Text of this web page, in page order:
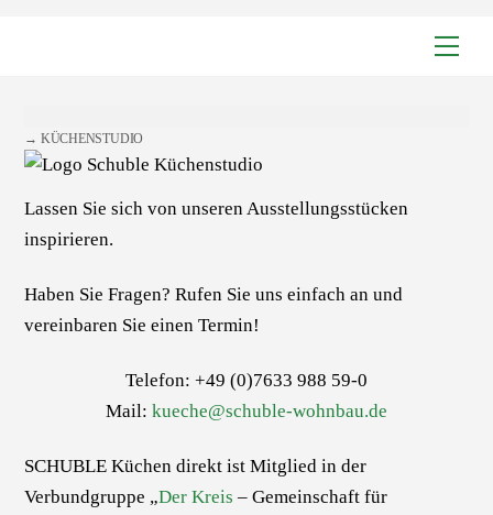
→ KÜCHENSTUDIO
Lassen Sie sich von unseren Ausstellungsstücken
inspirieren.
Haben Sie Fragen? Rufen Sie uns einfach an und
vereinbaren Sie einen Termin!
Telefon: +49 (0)7633 988 59-0
Mail: kueche@schuble-wohnbau.de
SCHUBLEKüchendirekt ist Mitglied in der
Verbundgruppe „Der Kreis – Gemeinschaft für